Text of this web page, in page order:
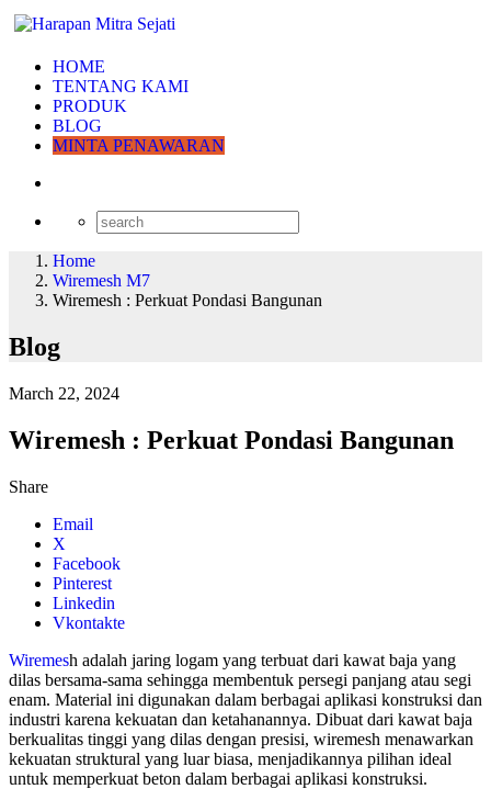
HOME
TENTANG KAMI
PRODUK
BLOG
MINTA PENAWARAN
Home
Wiremesh M7
Wiremesh : Perkuat Pondasi Bangunan
Blog
March 22, 2024
Wiremesh : Perkuat Pondasi Bangunan
Share
Email
X
Facebook
Pinterest
Linkedin
Vkontakte
Wiremesh adalah jaring logam yang terbuat dari kawat baja yang
dilas bersama-sama sehingga membentuk persegi panjang atau segi
enam. Material ini digunakan dalam berbagai aplikasi konstruksi dan
industri karena kekuatan dan ketahanannya. Dibuat dari kawat baja
berkualitas tinggi yang dilas dengan presisi, wiremesh menawarkan
kekuatan struktural yang luar biasa, menjadikannya pilihan ideal
untuk memperkuat beton dalam berbagai aplikasi konstruksi.